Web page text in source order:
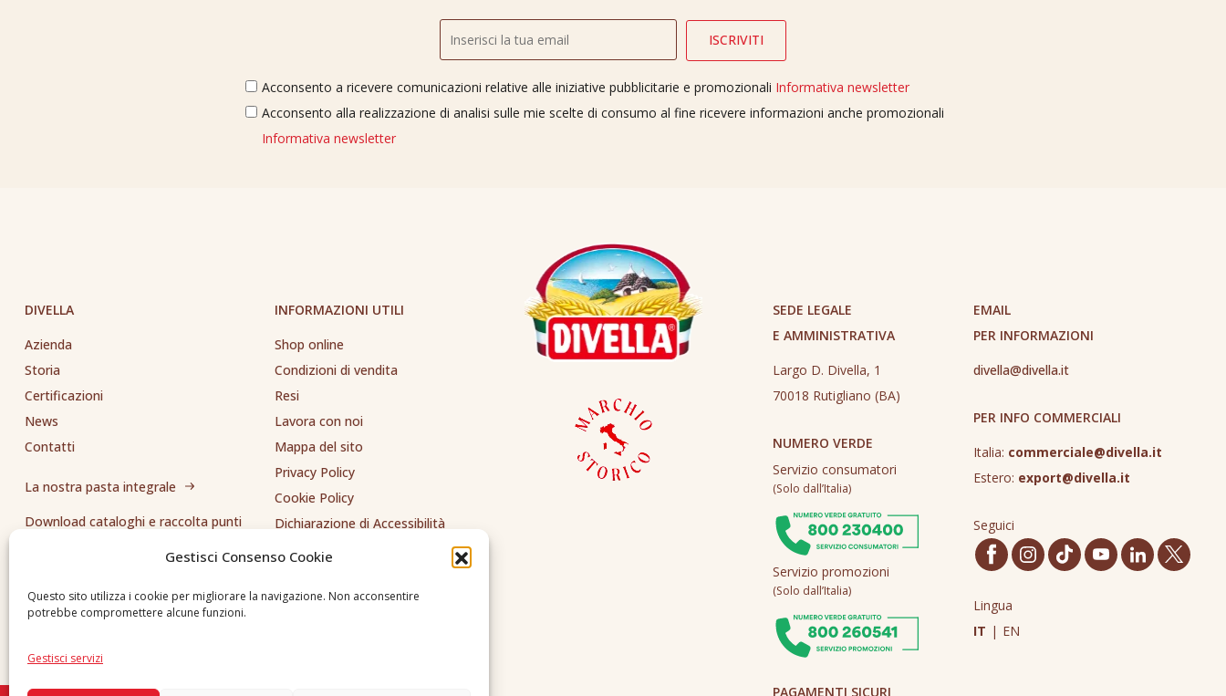
Gestisci Consenso Cookie
Questo sito utilizza i cookie per migliorare la navigazione. Non acconsentire
potrebbe compromettere alcune funzioni.
Gestisci servizi
Acconsento a ricevere comunicazioni relative alle iniziative pubblicitarie e promozionali Informativa newsletter
Acconsento alla realizzazione di analisi sulle mie scelte di consumo al fine ricevere informazioni anche promozionali
Informativa newsletter
DIVELLA
Azienda
Storia
Certificazioni
News
Contatti
La nostra pasta integrale
Download cataloghi e raccolta punti
INFORMAZIONI UTILI
Shop online
Condizioni di vendita
Resi
Lavora con noi
Mappa del sito
Privacy Policy
Cookie Policy
Dichiarazione di Accessibilità
Whistleblowing
SEDE LEGALE
E AMMINISTRATIVA
Largo D. Divella, 1
70018 Rutigliano (BA)
NUMERO VERDE
Servizio consumatori
(Solo dall’Italia)
Servizio promozioni
(Solo dall’Italia)
EMAIL
PER INFORMAZIONI
divella@divella.it
PER INFO COMMERCIALI
Italia: commerciale@divella.it
Estero: export@divella.it
Seguici
Lingua
IT | EN
PAGAMENTI SICURI